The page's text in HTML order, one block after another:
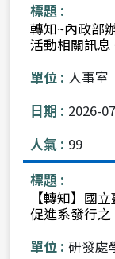
轉知~內政部
活動相關訊息
人事室
2026-
99
【轉知】國
促進系發行
研發處